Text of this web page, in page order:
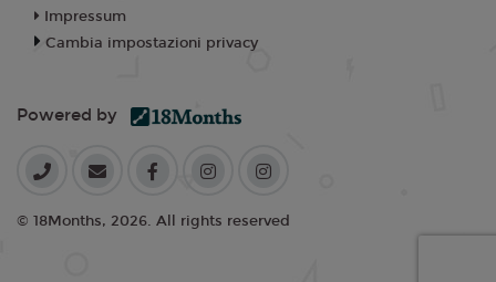
Impressum
Cambia impostazioni privacy
Powered by
© 18Months, 2026. All rights reserved